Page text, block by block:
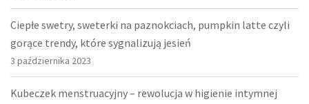
Ciepłe swetry, sweterki na paznokciach, pumpkin latte czyli
gorące trendy, które sygnalizują jesień
3 października 2023
Kubeczek menstruacyjny – rewolucja w higienie intymnej